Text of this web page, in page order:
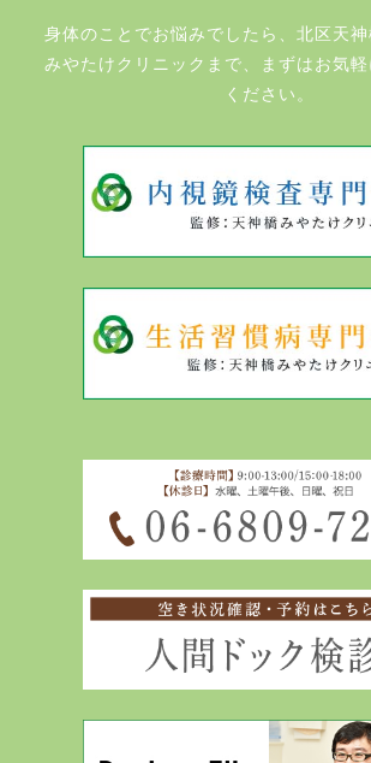
身体のことでお悩みでしたら、北区天
みやたけクリニックまで、まずはお気
ください。